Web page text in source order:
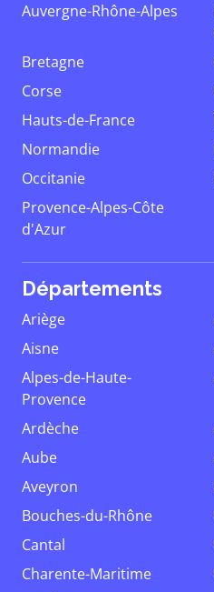
Auvergne-Rhône-Alpes
Bretagne
Corse
Hauts-de-France
Normandie
Occitanie
Provence-Alpes-Côte
d'Azur
Départements
Ariège
Aisne
Alpes-de-Haute-
Provence
Ardèche
Aube
Aveyron
Bouches-du-Rhône
Cantal
Charente-Maritime